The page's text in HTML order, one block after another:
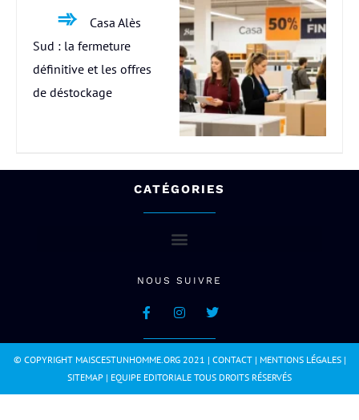
Casa Alès
Sud : la fermeture
définitive et les offres
de déstockage
CATÉGORIES
NOUS SUIVRE
© COPYRIGHT MAISCESTUNHOMME.ORG 2021 | CONTACT| MENTIONS LÉGALES|
SITEMAP | EQUIPE EDITORIALE TOUS DROITS RÉSERVÉS